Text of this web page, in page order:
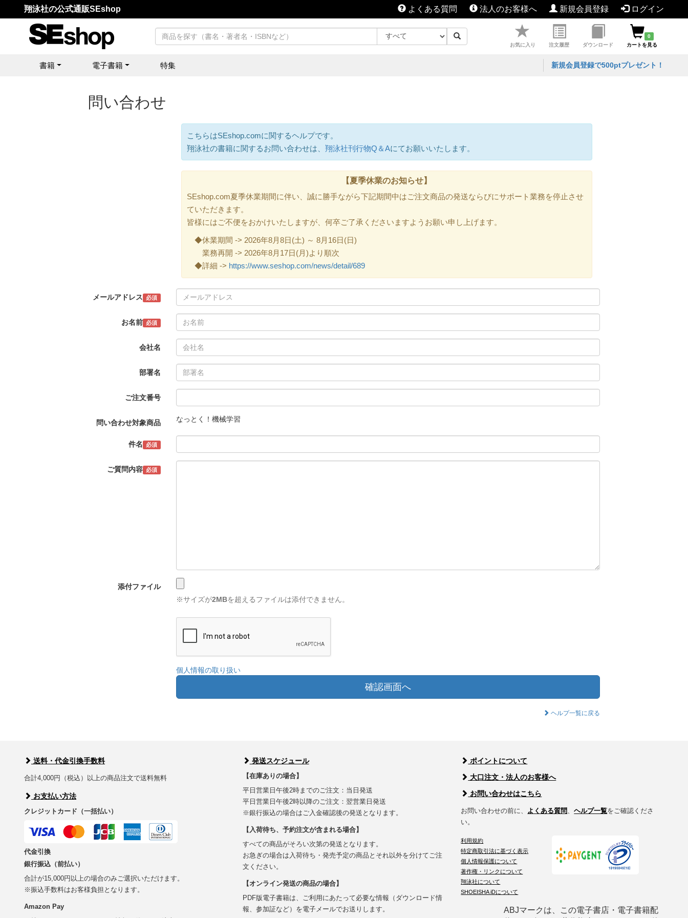
翔泳社の公式通販SEshop よくある質問 法人のお客様へ 新規会員登録 ログイン
お気に入り 注文履歴 ダウンロード
0
カートを見る
書籍 電子書籍 特集 新規会員登録で500ptプレゼント！
問い合わせ
こちらはSEshop.comに関するヘルプです。
翔泳社の書籍に関するお問い合わせは、 翔泳社刊行物Q＆Aにてお願いいたします。
【夏季休業のお知らせ】
SEshop.com夏季休業期間に伴い、誠に勝手ながら下記期間中はご注文商品の発送ならびにサポート業務を停止させ
ていただきます。
皆様にはご不便をおかけいたしますが、何卒ご了承くださいますようお願い申し上げます。
◆休業期間 -> 2026年8月8日(土) ～ 8月16日(日)
業務再開 -> 2026年8月17日(月)より順次
◆詳細 -> https://www.seshop.com/news/detail/689
メールアドレス 必須
お名前 必須
会社名
部署名
ご注文番号
問い合わせ対象商品 なっとく！機械学習
件名 必須
ご質問内容 必須
添付ファイル
※サイズが2MBを超えるファイルは添付できません。
個人情報の取り扱い
確認画面へ
ヘルプ一覧に戻る
送料・代金引換手数料
合計4,000円（税込）以上の商品注文で送料無料
お支払い方法
クレジットカード（一括払い）
代金引換
銀行振込（前払い）
合計が15,000円以上の場合のみご選択いただけます。
※振込手数料はお客様負担となります。
Amazon Pay
発送スケジュール
【在庫ありの場合】
平日営業日午後2時までのご注文：当日発送
平日営業日午後2時以降のご注文：翌営業日発送
※銀行振込の場合はご入金確認後の発送となります。
【入荷待ち、予約注文が含まれる場合】
すべての商品がそろい次第の発送となります。
お急ぎの場合は入荷待ち・発売予定の商品とそれ以外を分けてご注
文ください。
【オンライン発送の商品の場合】
PDF版電子書籍は、ご利用にあたって必要な情報（ダウンロード情
報、参加証など）を電子メールでお送りします。
ポイントについて
大口注文・法人のお客様へ
お問い合わせはこちら
お問い合わせの前に、 よくある質問、ヘルプ一覧をご確認くださ
い。
利用規約
特定商取引法に基づく表示
個人情報保護について
著作権・リンクについて
翔泳社について
SHOEISHA iDについて
ABJマークは、この電子書店・電子書籍配